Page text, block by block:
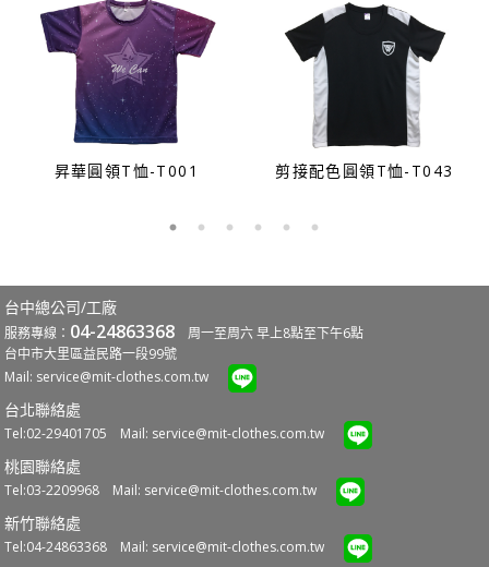
昇華圓領T恤-T001 剪接配色圓領T恤-T043
台中總公司/工廠
服務專線： 04-24863368 周一至周六 早上8點至下午6點
台中市大里區益民路一段99號
Mail: service@mit-clothes.com.tw
台北聯絡處
Tel:02-29401705 Mail: service@mit-clothes.com.tw
桃園聯絡處
Tel:03-2209968 Mail: service@mit-clothes.com.tw
新竹聯絡處
Tel:04-24863368 Mail: service@mit-clothes.com.tw